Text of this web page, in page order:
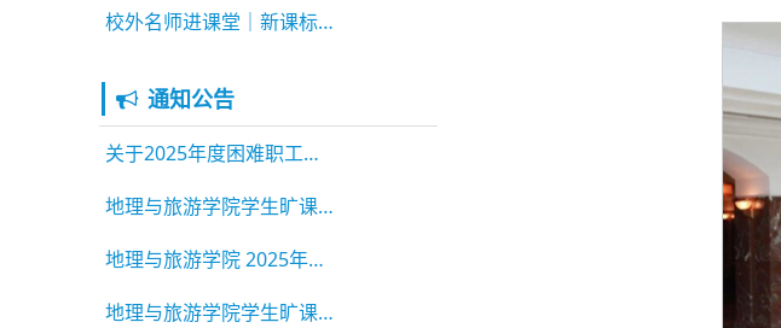
校外名师进课堂｜新课标指引教学转型路 专家助
通知公告
关于2025年度困难职工送温暖活动名单的公示
地理与旅游学院学生旷课违纪通报 2025-2026学年第一学期 第7期
地理与旅游学院 2025年普通本科生转专业考核工作方案
地理与旅游学院学生旷课违纪通报 2025-2026学年第一学期 第6期